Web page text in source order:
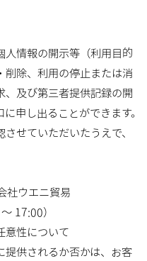
人情報の開示等（利用目的
削除、利用の停止または消
、及び第三者提供記録の開
申し出ることができます。
せていただいたうえで、
社ウエニ貿易
17:00）
意性について
提供されるか否かは、お客